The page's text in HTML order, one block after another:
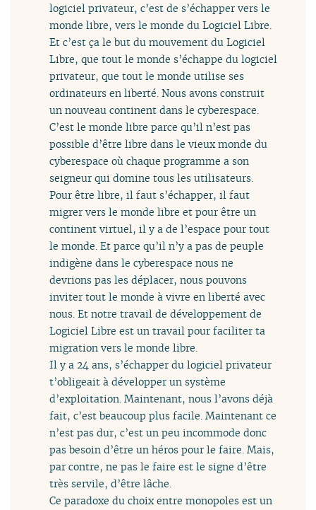
logiciel privateur, c’est de s’échapper vers le
monde libre, vers le monde du Logiciel Libre.
Et c’est ça le but du mouvement du Logiciel
Libre, que tout le monde s’échappe du logiciel
privateur, que tout le monde utilise ses
ordinateurs en liberté. Nous avons construit
un nouveau continent dans le cyberespace.
C’est le monde libre parce qu’il n’est pas
possible d’être libre dans le vieux monde du
cyberespace où chaque programme a son
seigneur qui domine tous les utilisateurs.
Pour être libre, il faut s’échapper, il faut
migrer vers le monde libre et pour être un
continent virtuel, il y a de l’espace pour tout
le monde. Et parce qu’il n’y a pas de peuple
indigène dans le cyberespace nous ne
devrions pas les déplacer, nous pouvons
inviter tout le monde à vivre en liberté avec
nous. Et notre travail de développement de
Logiciel Libre est un travail pour faciliter ta
migration vers le monde libre.
Il y a 24 ans, s’échapper du logiciel privateur
t’obligeait à développer un système
d’exploitation. Maintenant, nous l’avons déjà
fait, c’est beaucoup plus facile. Maintenant ce
n’est pas dur, c’est un peu incommode donc
pas besoin d’être un héros pour le faire. Mais,
par contre, ne pas le faire est le signe d’être
très servile, d’être lâche.
Ce paradoxe du choix entre monopoles est un